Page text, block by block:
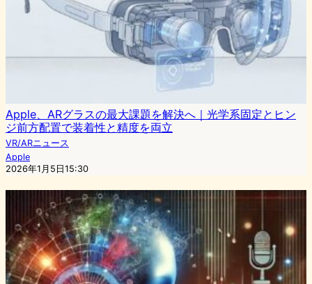
Apple、ARグラスの最大課題を解決へ｜光学系固定とヒン
ジ前方配置で装着性と精度を両立
VR/ARニュース
Apple
2026年1月5日15:30